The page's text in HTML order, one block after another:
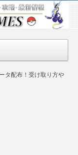
タ配布！受け取り方や